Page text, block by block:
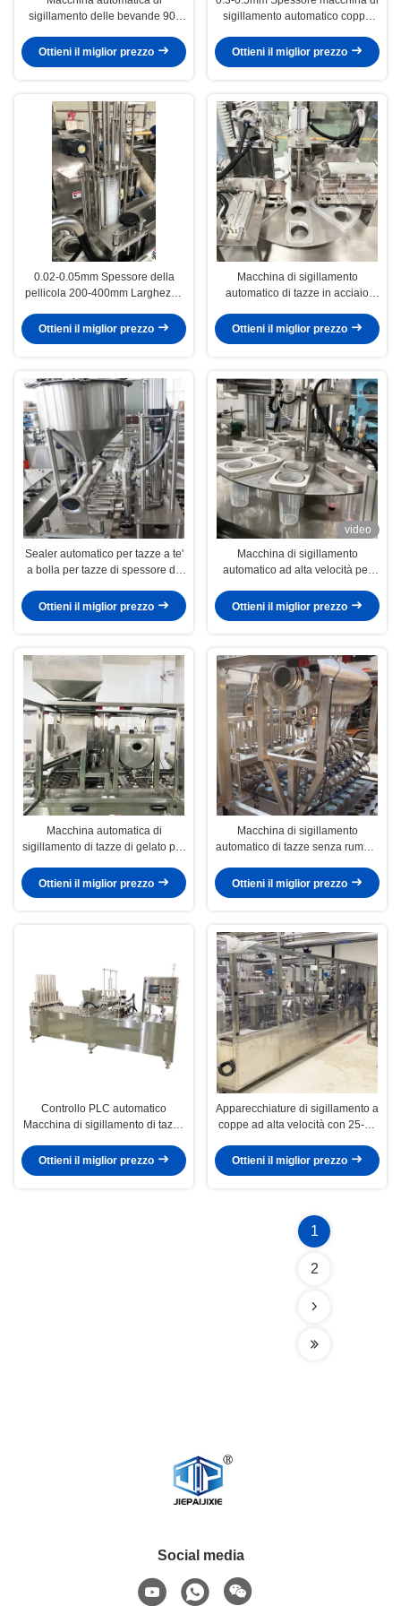
sigillamento delle bevande 90-
Peso
Ottieni il miglior prezzo
sigillamento automatico coppe
imballaggio
Ottieni il miglior prezzo
0.02-0.05mm Spessore della
pellicola 200-400mm Larghezza
sigillamento automatico di tazze
di plastica
Ottieni il miglior prezzo
Macchina di sigillamento
automatico di tazze in acciaio
spessore 0,3-0,5 mm
Ottieni il miglior prezzo
Sealer automatico per tazze a te'
a bolla per tazze di spessore da
Ottieni il miglior prezzo
video
Macchina di sigillamento
automatico ad alta velocità per
25-30 tazze/min
Ottieni il miglior prezzo
Macchina automatica di
sigillamento di tazze di gelato per
Ottieni il miglior prezzo
Macchina di sigillamento
automatico di tazze senza rumore
Ottieni il miglior prezzo
Controllo PLC automatico
Macchina di sigillamento di tazze
Ottieni il miglior prezzo
Apparecchiature di sigillamento a
coppe ad alta velocità con 25-30
larghezza del film Materiale in
Ottieni il miglior prezzo
1
2
Social media